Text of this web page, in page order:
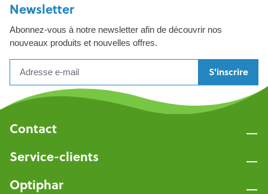
Newsletter
Abonnez-vous à notre newsletter afin de découvrir nos
nouveaux produits et nouvelles offres.
S'inscrire
Contact
Service-clients
Optiphar